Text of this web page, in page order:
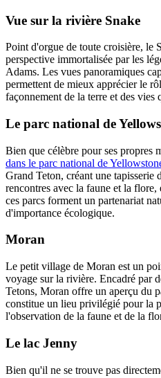
Vue sur la rivière Snake
Point d'orgue de toute croisière, le
perspective immortalisée par les
Adams. Les vues panoramiques
permettent de mieux apprécier le
façonnement de la terre et des vies
Le parc national de
Bien que célèbre pour ses propres
dans le parc national de
Grand Teton, créant une tapisserie
rencontres avec la faune et la
ces parcs forment un partenariat
d'importance écologique.
Moran
Le petit village de Moran est un
voyage sur la rivière. Encadré par
Tetons, Moran offre un aperçu du
constitue un lieu privilégié pour la
l'observation de la faune et de la
Le lac Jenny
Bien qu'il ne se trouve pas